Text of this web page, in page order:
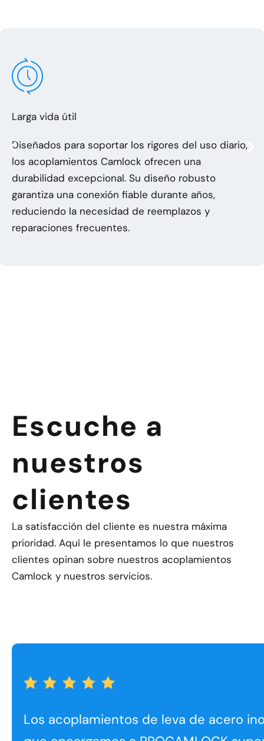
Larga vida útil
Diseñados para soportar los rigores del uso diario,
los acoplamientos Camlock ofrecen una
durabilidad excepcional. Su diseño robusto
garantiza una conexión fiable durante años,
reduciendo la necesidad de reemplazos y
reparaciones frecuentes.
Escuche a
nuestros
clientes
La satisfacción del cliente es nuestra máxima
prioridad. Aquí le presentamos lo que nuestros
clientes opinan sobre nuestros acoplamientos
Camlock y nuestros servicios.
Los acoplamientos de leva de acero